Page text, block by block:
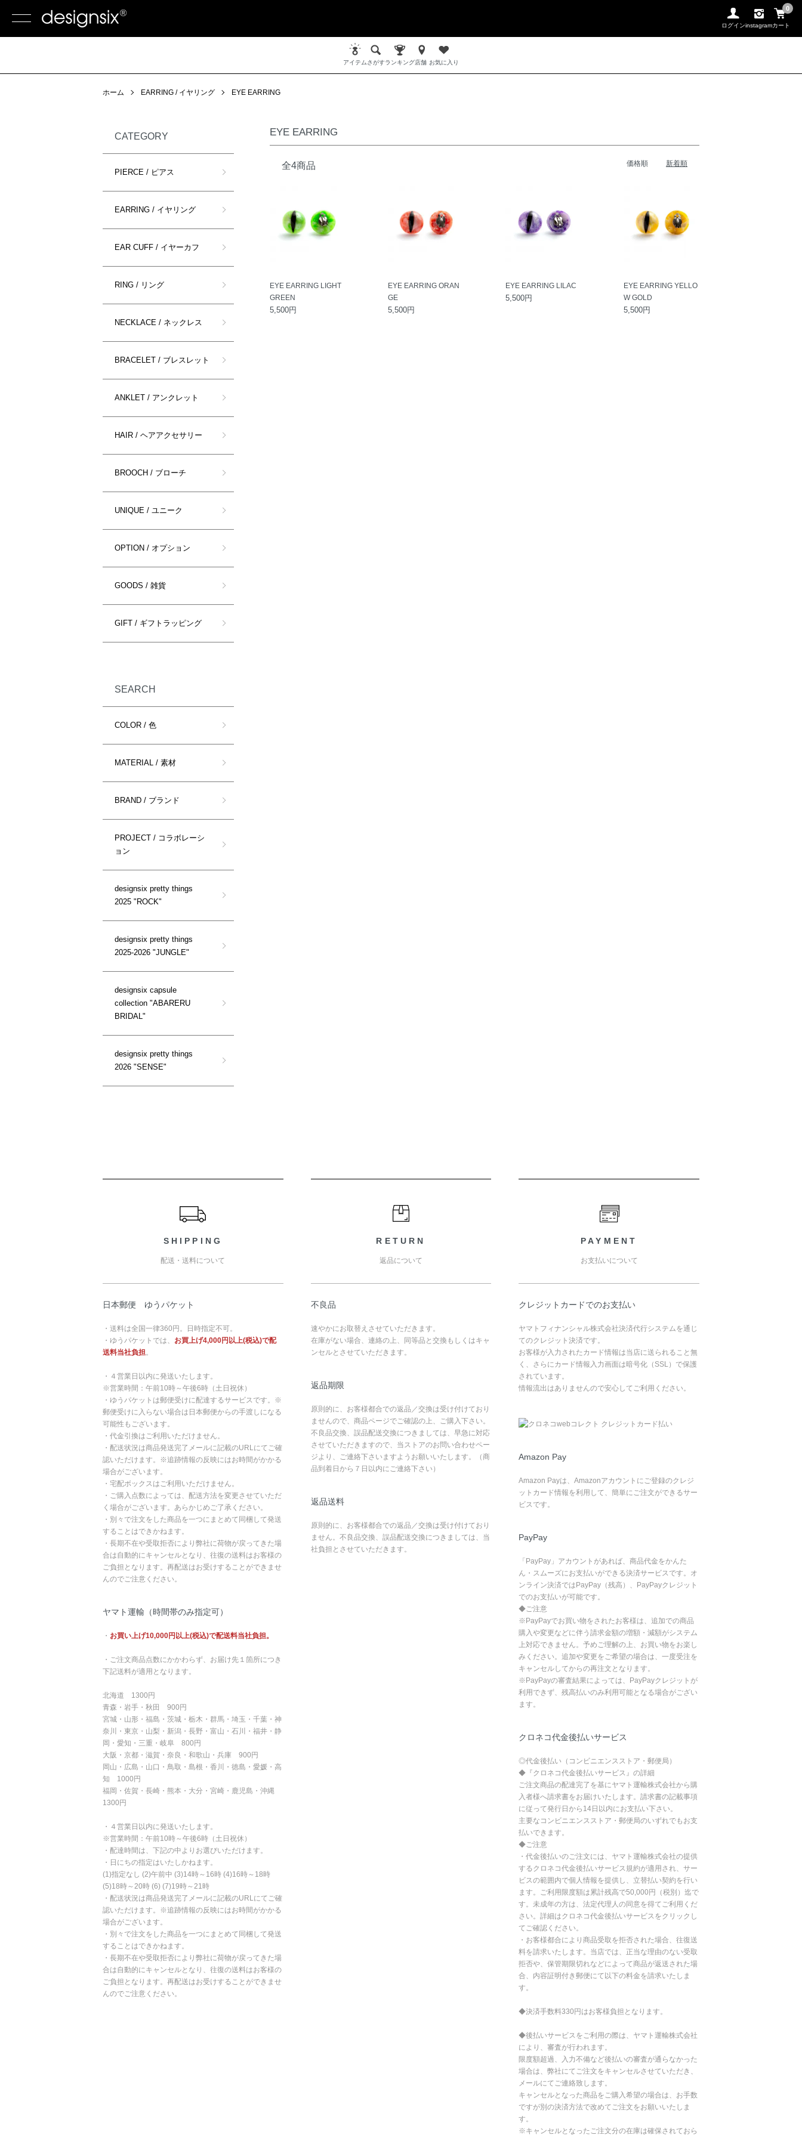
ログインinstagram
0
カート
アイテムさがすランキング店舗 お気に入り
ホーム EARRING / イヤリング EYE EARRING
EYE EARRING
全4商品 価格順 新着順
EYE EARRING LIGHT
GREEN
5,500円
EYE EARRING ORAN
GE
5,500円
EYE EARRING LILAC
5,500円
EYE EARRING YELLO
W GOLD
5,500円
CATEGORY
PIERCE / ピアス
EARRING / イヤリング
EAR CUFF / イヤーカフ
RING / リング
NECKLACE / ネックレス
BRACELET / ブレスレット
ANKLET / アンクレット
HAIR / ヘアアクセサリー
BROOCH / ブローチ
UNIQUE / ユニーク
OPTION / オプション
GOODS / 雑貨
GIFT / ギフトラッピング
SEARCH
COLOR / 色
MATERIAL / 素材
BRAND / ブランド
PROJECT / コラボレーシ
ョン
designsix pretty things
2025 "ROCK"
designsix pretty things
2025-2026 "JUNGLE"
designsix capsule
collection "ABARERU
BRIDAL"
designsix pretty things
2026 "SENSE"
SHIPPING
配送・送料について
日本郵便 ゆうパケット
・送料は全国一律360円。日時指定不可。
・ゆうパケットでは、 お買上げ4,000円以上(税込)で配
送料当社負担。
・４営業日以内に発送いたします。
※営業時間：午前10時～午後6時（土日祝休）
・ゆうパケットは郵便受けに配達するサービスです。※
郵便受けに入らない場合は日本郵便からの手渡しになる
可能性もございます。
・代金引換はご利用いただけません。
・配送状況は商品発送完了メールに記載のURLにてご確
認いただけます。※追跡情報の反映にはお時間がかかる
場合がございます。
・宅配ボックスはご利用いただけません。
・ご購入点数によっては、配送方法を変更させていただ
く場合がございます。あらかじめご了承ください。
・別々で注文をした商品を一つにまとめて同梱して発送
することはできかねます。
・長期不在や受取拒否により弊社に荷物が戻ってきた場
合は自動的にキャンセルとなり、往復の送料はお客様の
ご負担となります。再配送はお受けすることができませ
んのでご注意ください。
ヤマト運輸（時間帯のみ指定可）
・ お買い上げ10,000円以上(税込)で配送料当社負担。
・ご注文商品点数にかかわらず、お届け先１箇所につき
下記送料が適用となります。
北海道 1300円
青森・岩手・秋田 900円
宮城・山形・福島・茨城・栃木・群馬・埼玉・千葉・神
奈川・東京・山梨・新潟・長野・富山・石川・福井・静
岡・愛知・三重・岐阜 800円
大阪・京都・滋賀・奈良・和歌山・兵庫 900円
岡山・広島・山口・鳥取・島根・香川・徳島・愛媛・高
知 1000円
福岡・佐賀・長崎・熊本・大分・宮崎・鹿児島・沖縄
1300円
・４営業日以内に発送いたします。
※営業時間：午前10時～午後6時（土日祝休）
・配達時間は、下記の中よりお選びいただけます。
・日にちの指定はいたしかねます。
(1)指定なし (2)午前中 (3)14時～16時 (4)16時～18時
(5)18時～20時 (6) (7)19時～21時
・配送状況は商品発送完了メールに記載のURLにてご確
認いただけます。※追跡情報の反映にはお時間がかかる
場合がございます。
・別々で注文をした商品を一つにまとめて同梱して発送
することはできかねます。
・長期不在や受取拒否により弊社に荷物が戻ってきた場
合は自動的にキャンセルとなり、往復の送料はお客様の
ご負担となります。再配送はお受けすることができませ
んのでご注意ください。
RETURN
返品について
不良品
速やかにお取替えさせていただきます。
在庫がない場合、連絡の上、同等品と交換もしくはキャ
ンセルとさせていただきます。
返品期限
原則的に、お客様都合での返品／交換は受け付けており
ませんので、商品ページでご確認の上、ご購入下さい。
不良品交換、誤品配送交換につきましては、早急に対応
させていただきますので、当ストアのお問い合わせペー
ジより、ご連絡下さいますようお願いいたします。（商
品到着日から７日以内にご連絡下さい）
返品送料
原則的に、お客様都合での返品／交換は受け付けており
ません。不良品交換、誤品配送交換につきましては、当
社負担とさせていただきます。
PAYMENT
お支払いについて
クレジットカードでのお支払い
ヤマトフィナンシャル株式会社決済代行システムを通じ
てのクレジット決済です。
お客様が入力されたカード情報は当店に送られること無
く、さらにカード情報入力画面は暗号化（SSL）で保護
されています。
情報流出はありませんので安心してご利用ください。
Amazon Pay
Amazon Payは、Amazonアカウントにご登録のクレジ
ットカード情報を利用して、簡単にご注文ができるサー
ビスです。
PayPay
「PayPay」アカウントがあれば、商品代金をかんた
ん・スムーズにお支払いができる決済サービスです。オ
ンライン決済ではPayPay（残高）、PayPayクレジット
でのお支払いが可能です。
◆ご注意
※PayPayでお買い物をされたお客様は、追加での商品
購入や変更などに伴う請求金額の増額・減額がシステム
上対応できません。予めご理解の上、お買い物をお楽し
みください。追加や変更をご希望の場合は、一度受注を
キャンセルしてからの再注文となります。
※PayPayの審査結果によっては、PayPayクレジットが
利用できず、残高払いのみ利用可能となる場合がござい
ます。
クロネコ代金後払いサービス
◎代金後払い（コンビニエンスストア・郵便局）
◆『クロネコ代金後払いサービス』の詳細
ご注文商品の配達完了を基にヤマト運輸株式会社から購
入者様へ請求書をお届けいたします。請求書の記載事項
に従って発行日から14日以内にお支払い下さい。
主要なコンビニエンスストア・郵便局のいずれでもお支
払いできます。
◆ご注意
・代金後払いのご注文には、ヤマト運輸株式会社の提供
するクロネコ代金後払いサービス規約が適用され、サー
ビスの範囲内で個人情報を提供し、立替払い契約を行い
ます。ご利用限度額は累計残高で50,000円（税別）迄で
す。未成年の方は、法定代理人の同意を得てご利用くだ
さい。詳細はクロネコ代金後払いサービスをクリックし
てご確認ください。
・お客様都合により商品受取を拒否された場合、往復送
料を請求いたします。当店では、正当な理由のない受取
拒否や、保管期限切れなどによって商品が返送された場
合、内容証明付き郵便にて以下の料金を請求いたしま
す。
◆決済手数料330円はお客様負担となります。
◆後払いサービスをご利用の際は、ヤマト運輸株式会社
により、審査が行われます。
限度額超過、入力不備など後払いの審査が通らなかった
場合は、弊社にてご注文をキャンセルさせていただき、
メールにてご連絡致します。
キャンセルとなった商品をご購入希望の場合は、お手数
ですが別の決済方法で改めてご注文をお願いいたしま
す。
※キャンセルとなったご注文分の在庫は確保されておら